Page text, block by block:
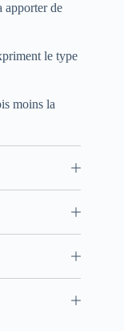
apporter de
le type
moins la